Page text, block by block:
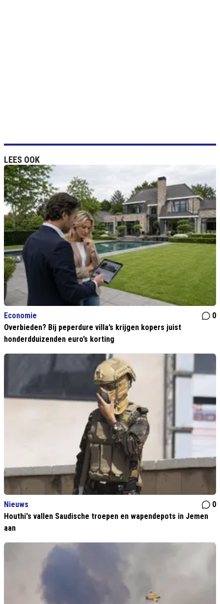
LEES OOK
Economie
0
Overbieden? Bij peperdure villa’s krijgen kopers juist
honderdduizenden euro’s korting
Nieuws
0
Houthi's vallen Saudische troepen en wapendepots in Jemen
aan